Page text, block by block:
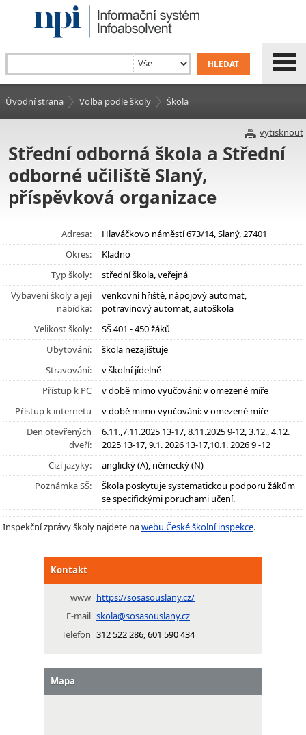
Úvodní strana Volba podle školy Škola
vytisknout
Střední odborná škola a Střední
odborné učiliště Slaný,
příspěvková organizace
Adresa:
Hlaváčkovo náměstí 673/14, Slaný, 27401
Okres:
Kladno
Typ školy:
střední škola, veřejná
Vybavení školy a její
nabídka:
venkovní hřiště, nápojový automat,
potravinový automat, autoškola
Velikost školy:
SŠ 401 - 450 žáků
Ubytování:
škola nezajišťuje
Stravování:
v školní jídelně
Přístup k PC
v době mimo vyučování: v omezené míře
Přístup k internetu
v době mimo vyučování: v omezené míře
Den otevřených
dveří:
6.11.,7.11.2025 13-17, 8.11.2025 9-12, 3.12., 4.12.
2025 13-17, 9.1. 2026 13-17,10.1. 2026 9 -12
Cizí jazyky:
anglický (A), německý (N)
Poznámka SŠ:
Škola poskytuje systematickou podporu žákům
se specifickými poruchami učení.
Inspekční zprávy školy najdete nawebu České školní inspekce.
Kontakt
www https://sosasouslany.cz/
E-mail skola@sosasouslany.cz
Telefon 312 522 286, 601 590 434
Mapa